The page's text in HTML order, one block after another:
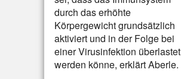
durch das erhöhte
Körpergewicht grundsätzlich
aktiviert und in der Folge bei
einer Virusinfektion überlastet
werden könne, erklärt Aberle.